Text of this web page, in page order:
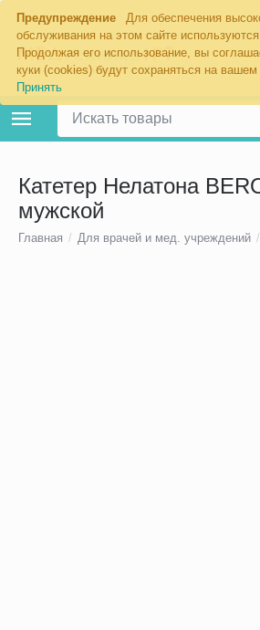
Предупреждение
Для обеспечения
обслуживания на этом сайте
Продолжая его использование, вы
куки (cookies) будут сохраняться на
Принять
Катетер Нелатона
мужской
Главная / Для врачей и мед. учреждений /